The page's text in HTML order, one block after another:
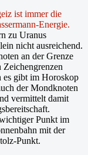
ist immer die
Energie.
zu Uranus
nicht ausreichend.
an der Grenze
es gibt im Horoskop
der Mondknoten
vermittelt damit
Punkt im
mit der
Punkt.